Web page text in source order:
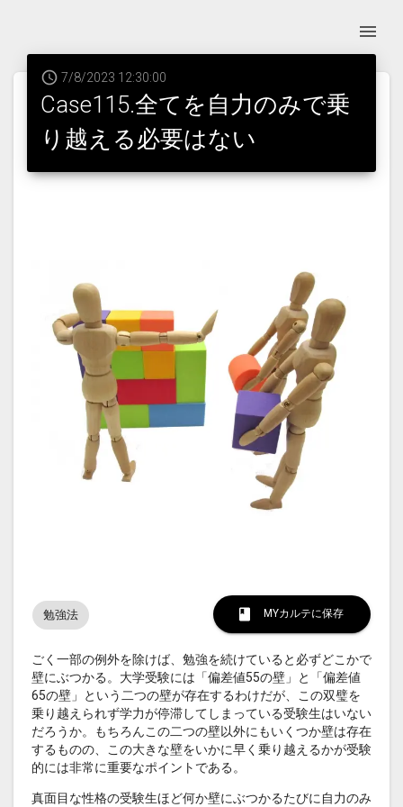
7/8/2023 12:30:00
Case115.全てを自力のみで乗
り越える必要はない
勉強法 MYカルテに保存
ごく一部の例外を除けば、勉強を続けていると必ずどこかで
壁にぶつかる。大学受験には「偏差値55の壁」と「偏差値
65の壁」という二つの壁が存在するわけだが、この双璧を
乗り越えられず学力が停滞してしまっている受験生はいない
だろうか。もちろんこの二つの壁以外にもいくつか壁は存在
するものの、この大きな壁をいかに早く乗り越えるかが受験
的には非常に重要なポイントである。
真面目な性格の受験生ほど何か壁にぶつかるたびに自力のみ